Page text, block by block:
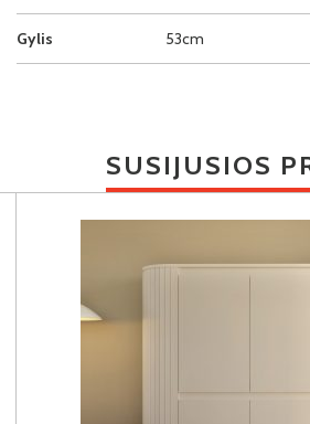
Gylis 53cm
SUSIJUSIOS